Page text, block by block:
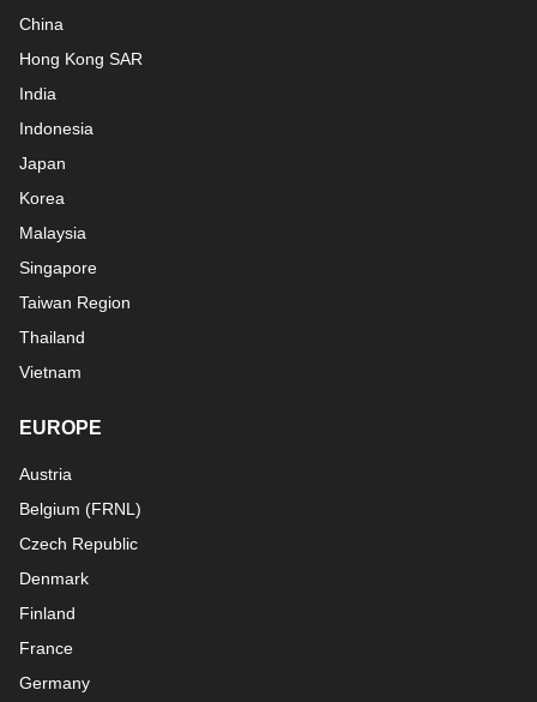
China
Hong Kong SAR
India
Indonesia
Japan
Korea
Malaysia
Singapore
Taiwan Region
Thailand
Vietnam
EUROPE
Austria
Belgium (FRNL )
Czech Republic
Denmark
Finland
France
Germany